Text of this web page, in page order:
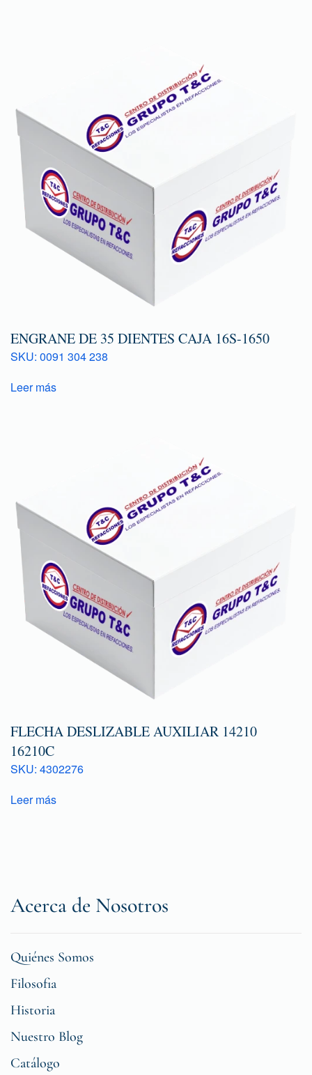
ENGRANE DE 35 DIENTES CAJA 16S-1650
SKU: 0091 304 238
Leer más
FLECHA DESLIZABLE AUXILIAR 14210
16210C
SKU: 4302276
Leer más
Acerca de Nosotros
Quiénes Somos
Filosofia
Historia
Nuestro Blog
Catálogo